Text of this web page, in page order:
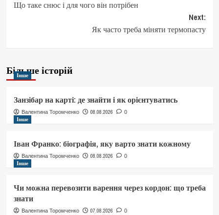
navigation
Що таке снюс і для чого він потрібен
Next:
Як часто треба міняти термопасту
Більше історій
Інше
Занзібар на карті: де знайти і як орієнтуватись
Валентина Торомченко 08.08.2026 0
Інше
Іван Франко: біографія, яку варто знати кожному
Валентина Торомченко 08.08.2026 0
Інше
Чи можна перевозити варення через кордон: що треба
знати
Валентина Торомченко 07.08.2026 0